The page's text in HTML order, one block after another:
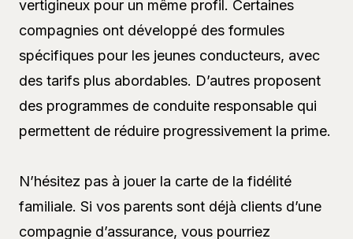
vertigineux pour un même profil. Certaines
compagnies ont développé des formules
spécifiques pour les jeunes conducteurs, avec
des tarifs plus abordables. D’autres proposent
des programmes de conduite responsable qui
permettent de réduire progressivement la prime.
N’hésitez pas à jouer la carte de la fidélité
familiale. Si vos parents sont déjà clients d’une
compagnie d’assurance, vous pourriez